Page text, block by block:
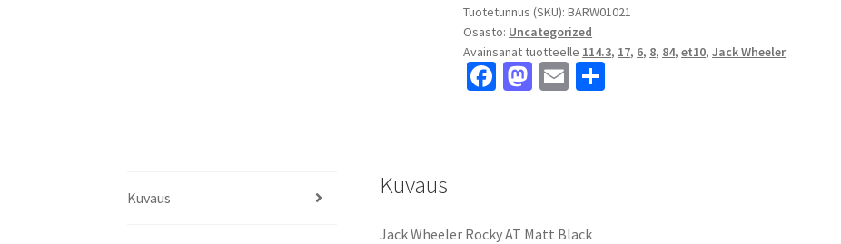
Matt
Black
8x17"
6x114.3
Tuotetunnus (SKU):BARW01021
Osasto: Uncategorized
Avainsanat tuotteelle 114.3, 17, 6, 8, 84,et10,Jack Wheeler
Fa
k
M
n
E
Kuvaus Kuvaus
Jack Wheeler Rocky AT Matt Black